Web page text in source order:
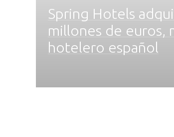
Spring Hotels
millones de euros,
hotelero español